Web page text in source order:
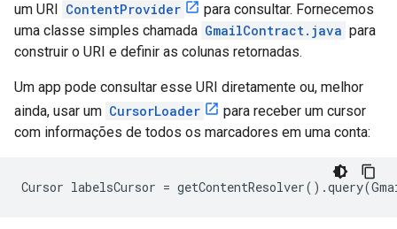
um URI ContentProvider
para consultar. Fornecemos
uma classe simples chamada GmailContract.java para
construir o URI e definir as colunas retornadas.
Um app pode consultar esse URI diretamente ou, melhor
ainda, usar um CursorLoader
para receber um cursor
com informações de todos os marcadores em uma conta: